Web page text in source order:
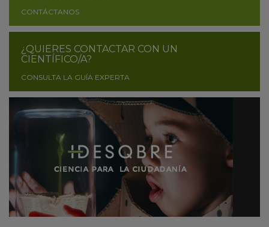
CONTÁCTANOS
¿QUIERES CONTACTAR CON UN
CIENTÍFICO/A?
CONSULTA LA GUÍA EXPERTA